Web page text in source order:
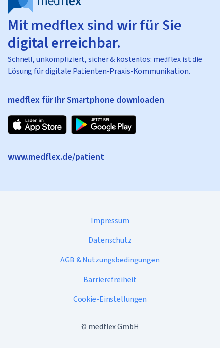
Mit medflex sind wir für Sie
digital erreichbar.
Schnell, unkompliziert, sicher & kostenlos: medflex ist die
Lösung für digitale Patienten-Praxis-Kommunikation.
medflex für Ihr Smartphone downloaden
www.medflex.de/patient
Impressum
Datenschutz
AGB & Nutzungsbedingungen
Barrierefreiheit
Cookie-Einstellungen
© medflex GmbH